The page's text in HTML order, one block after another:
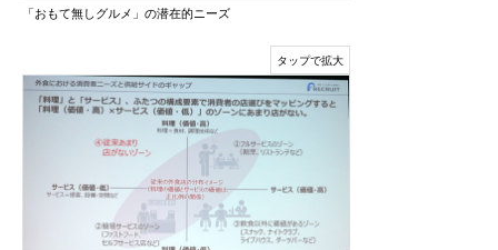
「おもて無しグルメ」の潜在的ニーズ